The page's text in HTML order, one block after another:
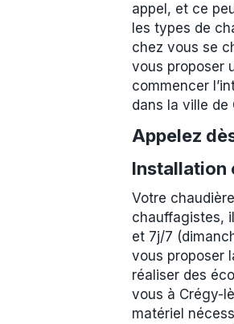
appel, et ce
les types de
chez vous se
vous proposer
commencer
dans la ville de
Appelez
Installation
Votre
chauffagistes,
et 7j/7
vous proposer
réaliser des
vous à Crégy-
matériel